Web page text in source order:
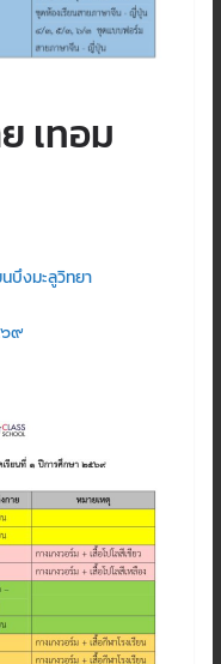
เทอม
บึงมะลูวิทยา
๙